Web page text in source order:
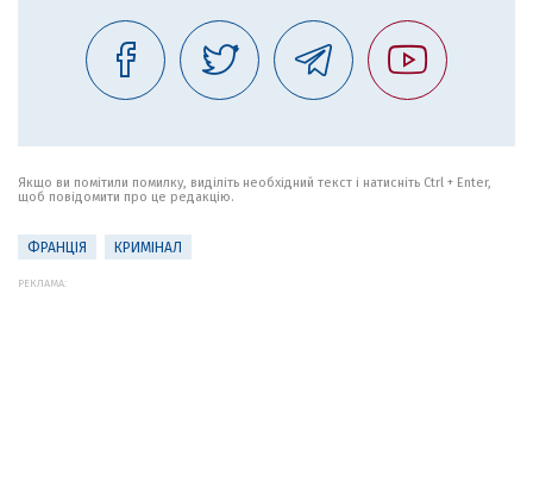
Якщо ви помітили помилку, виділіть необхідний текст і натисніть Ctrl + Enter,
щоб повідомити про це редакцію.
ФРАНЦІЯ КРИМІНАЛ
РЕКЛАМА: